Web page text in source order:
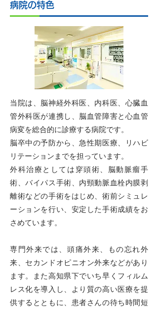
病院の特色
当院は、脳神経外科医、内科医、心臓血
管外科医が連携し、脳血管障害と心血管
病変を総合的に診療する病院です。
脳卒中の予防から、急性期医療、リハビ
リテーションまでを担っています。
外科治療としては穿頭術、脳動脈瘤手
術、バイパス手術、内頸動脈血栓内膜剥
離術などの手術をはじめ、術前シミュレ
ーションを行い、安定した手術成績をお
さめています。
専門外来では、頭痛外来、もの忘れ外
来、セカンドオピニオン外来などがあり
ます。また高知県下でいち早くフィルム
レス化を導入し、より質の高い医療を提
供するとともに、患者さんの待ち時間短